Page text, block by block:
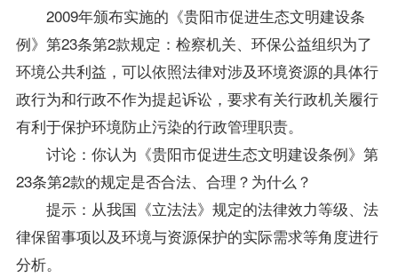
2009年颁布实施的《贵阳市促进生态文明建设条
例》第23条第2款规定：检察机关、环保公益组织为了
环境公共利益，可以依照法律对涉及环境资源的具体行
政行为和行政不作为提起诉讼，要求有关行政机关履行
有利于保护环境防止污染的行政管理职责。
讨论：你认为《贵阳市促进生态文明建设条例》第
23条第2款的规定是否合法、合理？为什么？
提示：从我国《立法法》规定的法律效力等级、法
律保留事项以及环境与资源保护的实际需求等角度进行
分析。